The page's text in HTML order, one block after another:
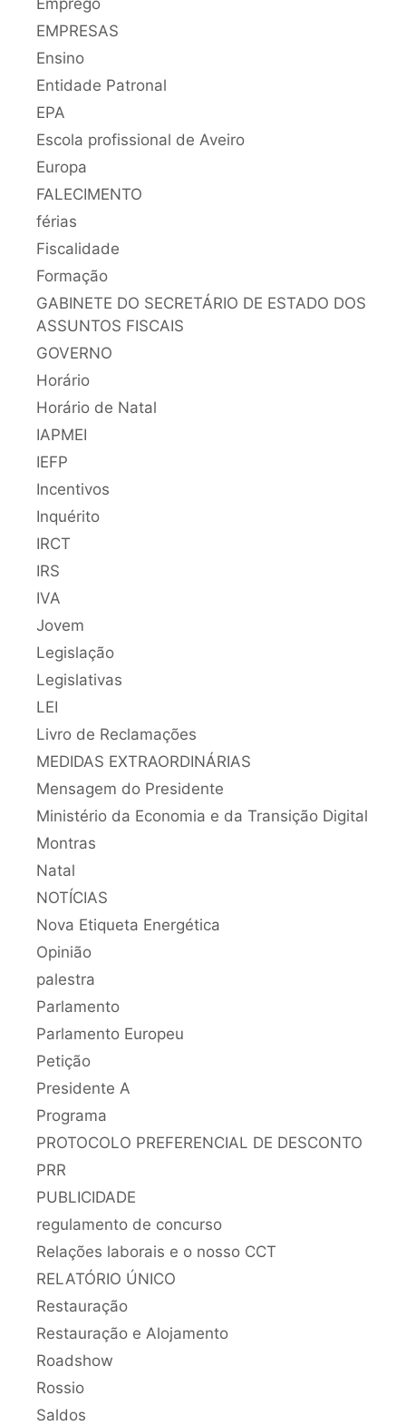
EMPRESAS
Ensino
Entidade Patronal
EPA
Escola profissional de Aveiro
Europa
FALECIMENTO
férias
Fiscalidade
Formação
GABINETE DO SECRETÁRIO DE ESTADO DOS
ASSUNTOS FISCAIS
GOVERNO
Horário
Horário de Natal
IAPMEI
IEFP
Incentivos
Inquérito
IRCT
IRS
IVA
Jovem
Legislação
Legislativas
LEI
Livro de Reclamações
MEDIDAS EXTRAORDINÁRIAS
Mensagem do Presidente
Ministério da Economia e da Transição Digital
Montras
Natal
NOTÍCIAS
Nova Etiqueta Energética
Opinião
palestra
Parlamento
Parlamento Europeu
Petição
Presidente A
Programa
PROTOCOLO PREFERENCIAL DE DESCONTO
PRR
PUBLICIDADE
regulamento de concurso
Relações laborais e o nosso CCT
RELATÓRIO ÚNICO
Restauração
Restauração e Alojamento
Roadshow
Rossio
Saldos